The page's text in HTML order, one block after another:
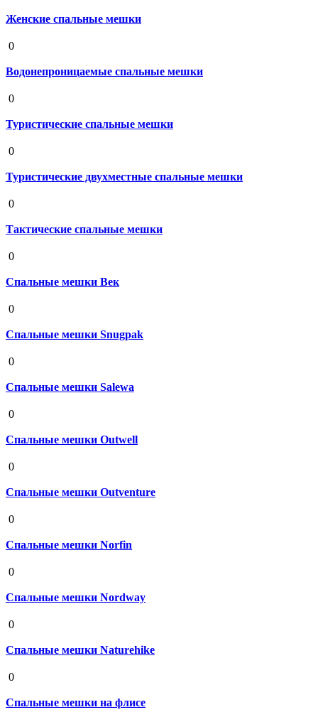
Женские спальные мешки
0
Водонепроницаемые спальные мешки
0
Туристические спальные мешки
0
Туристические двухместные спальные мешки
0
Тактические спальные мешки
0
Спальные мешки Век
0
Спальные мешки Snugpak
0
Спальные мешки Salewa
0
Спальные мешки Outwell
0
Спальные мешки Outventure
0
Спальные мешки Norfin
0
Спальные мешки Nordway
0
Спальные мешки Naturehike
0
Спальные мешки на флисе